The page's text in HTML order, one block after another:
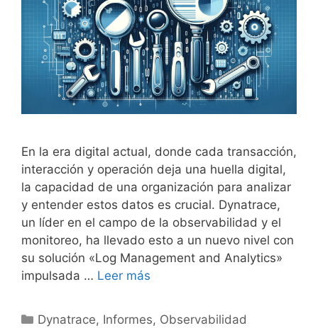
En la era digital actual, donde cada transacción,
interacción y operación deja una huella digital,
la capacidad de una organización para analizar
y entender estos datos es crucial. Dynatrace,
un líder en el campo de la observabilidad y el
monitoreo, ha llevado esto a un nuevo nivel con
su solución «Log Management and Analytics»
impulsada … Leer más
Categorías
Dynatrace, Informes, Observabilidad